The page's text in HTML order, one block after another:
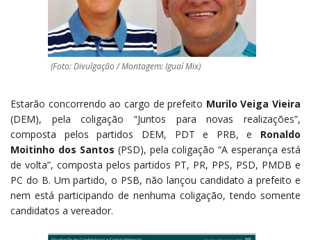
(Foto: Divulgação / Montagem: Iguaí Mix)
Estarão concorrendo ao cargo de prefeito Murilo Veiga Vieira
(DEM), pela coligação “Juntos para novas realizações”,
composta pelos partidos DEM, PDT e PRB, e Ronaldo
Moitinho dos Santos (PSD), pela coligação “A esperança está
de volta”, composta pelos partidos PT, PR, PPS, PSD, PMDB e
PC do B. Um partido, o PSB, não lançou candidato a prefeito e
nem está participando de nenhuma coligação, tendo somente
candidatos a vereador.